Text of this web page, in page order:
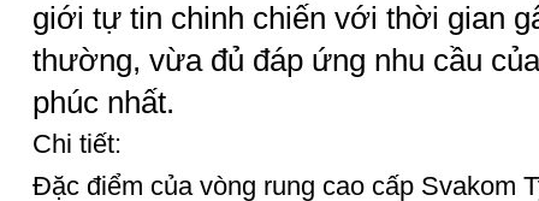
giới tự tin chinh chiến với thời gian
thường, vừa đủ đáp ứng nhu cầu
phúc nhất.
Chi tiết:
Đặc điểm của vòng rung cao cấp Svakom